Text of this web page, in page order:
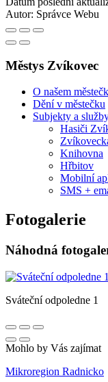
Autor: Správce Webu
Městys Zvíkovec
O našem
Dění v městečku
Subjekty a
Hasiči
Knihovna
Hřbitov
Mobilní
SMS +
Fotogalerie
Náhodná
Sváteční odpoledne 1
Mohlo by Vás zajímat
Mikroregion Radnicko